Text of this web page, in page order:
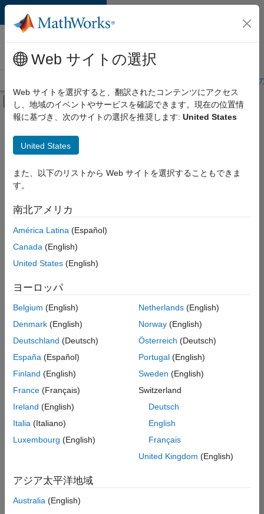
コンテンツへスキップ
MathWorks 採用
情報
学生・キャリア初期
オフキャンバス ナビゲーション メ
メインコンテンツ
絞り込み条件
IT
インサイド セールス
セールス オペレーション
マーケティング サービス
選
し
人
の
保
存
一
部
人
情
は
翻
れ
い
Web サイトの選択
Web サイトを選択すると、翻訳されたコンテンツにアクセス
し、地域のイベントやサービスを確認できます。現在の位置情
報に基づき、次のサイトの選択を推奨します: United States
United States
また、以下のリストから Web サイトを選択することもできま
す。
南北アメリカ
América Latina (Español)
Canada (English)
United States (English)
ヨーロッパ
Belgium (English)
Denmark (English)
Deutschland (Deutsch)
España (Español)
Finland (English)
France (Français)
Ireland (English)
Italia (Italiano)
Luxembourg (English)
Netherlands(English)
Norway(English)
Österreich (Deutsch)
Portugal(English)
Sweden (English)
Switzerland
Deutsch
English
Français
United Kingdom (English)
アジア太平洋地域
Australia (English)